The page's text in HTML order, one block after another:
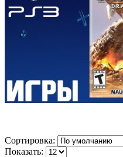
Сортировка:
Показать: